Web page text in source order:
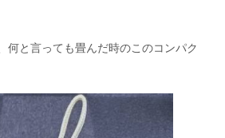
何と言っても畳んだ時のこのコンパク